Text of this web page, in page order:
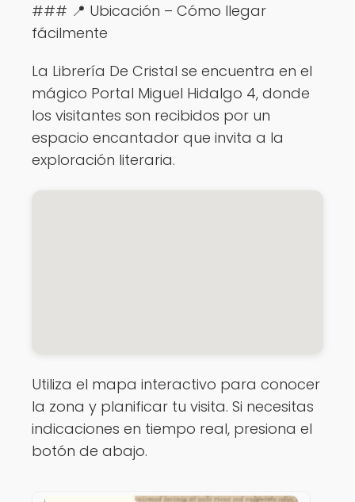
### 📍 Ubicación – Cómo llegar
fácilmente
La Librería De Cristal se encuentra en el
mágico Portal Miguel Hidalgo 4, donde
los visitantes son recibidos por un
espacio encantador que invita a la
exploración literaria.
Utiliza el mapa interactivo para conocer
la zona y planificar tu visita. Si necesitas
indicaciones en tiempo real, presiona el
botón de abajo.